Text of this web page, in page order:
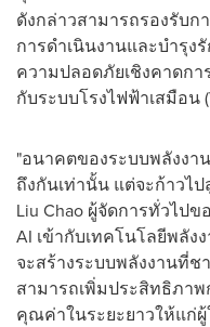
ดังกล่าวสามารถรองรับก
การดำเนินงานและบำรุง
ความปลอดภัยเชิงคาดก
กับระบบโรงไฟฟ้าเสมือน
"อนาคตของระบบพลังงา
ถึงกันเท่านั้น แต่จะก้าวไ
Liu Chao ผู้จัดการทั่วไป
AI เข้ากับเทคโนโลยีพลัง
จะสร้างระบบพลังงานที่
สามารถเพิ่มประสิทธิภาพ
คุณค่าในระยะยาวให้แก่